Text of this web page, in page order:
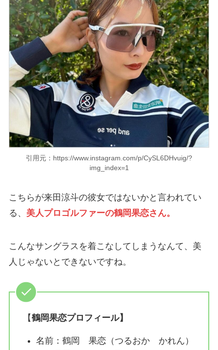
引用元：https://www.instagram.com/p/CySL6DHvuig/?
img_index=1
こちらが来田涼斗の彼女ではないかと言われてい
る、 美人プロゴルファーの鶴岡果恋さん。
こんなサングラスを着こなしてしまうなんて、美
人じゃないとできないですね。
【鶴岡果恋プロフィール】
名前：鶴岡 果恋（つるおか かれん）